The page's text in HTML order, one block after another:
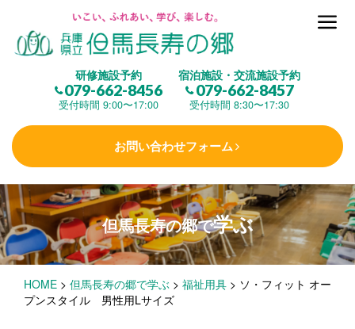
研修施設予約
079-662-8456
受付時間 9:00〜17:00
宿泊施設・交流施設予約
079-662-8457
受付時間 8:30〜17:30
お問い合わせフォーム
但馬長寿の郷とは
(研修施設)
楽しむ
学 ぶ(健康福祉)
泊まる(宿泊)
但馬長寿の郷で学ぶ
HOME > 但馬長寿の郷で学ぶ > 福祉用具 > ソ・フィット オー
プンスタイル 男性用Lサイズ